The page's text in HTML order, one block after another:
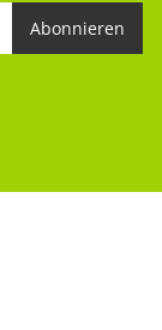
Abonnieren